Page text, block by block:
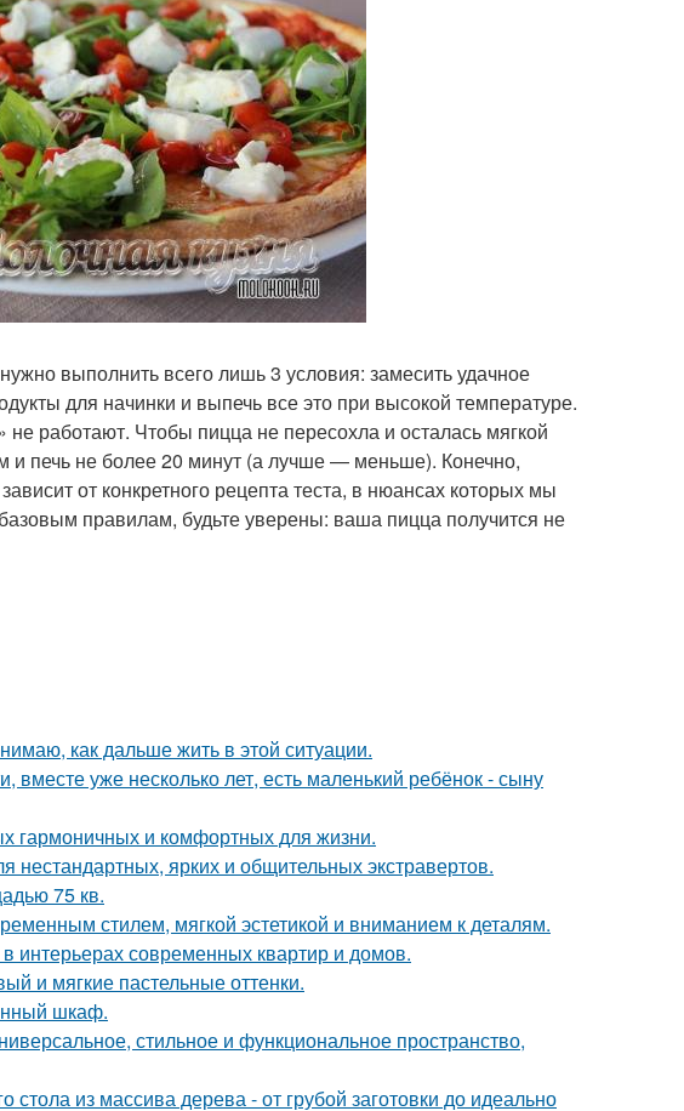
выполнить всего лишь 3 условия: замесить удачное
для начинки и выпечь все это при высокой температуре.
работают. Чтобы пицца не пересохла и осталась мягкой
и печь не более 20 минут (а лучше — меньше). Конечно,
от конкретного рецепта теста, в нюансах которых мы
правилам, будьте уверены: ваша пицца получится не
как дальше жить в этой ситуации.
уже несколько лет, есть маленький ребёнок - сыну
гармоничных и комфортных для жизни.
ярких и общительных экстравертов.
75 кв.
стилем, мягкой эстетикой и вниманием к деталям.
интерьерах современных квартир и домов.
и мягкие пастельные оттенки.
шкаф.
стильное и функциональное пространство,
стола из массива дерева - от грубой заготовки до идеально